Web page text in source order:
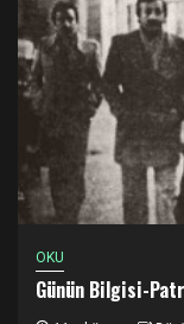
OKU
Günün Bilgisi-